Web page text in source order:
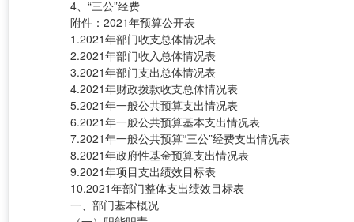
4、“三公”经费
附件：2021年预算公开表
1.2021年部门收支总体情况表
2.2021年部门收入总体情况表
3.2021年部门支出总体情况表
4.2021年财政拨款收支总体情况表
5.2021年一般公共预算支出情况表
6.2021年一般公共预算基本支出情况表
7.2021年一般公共预算“三公”经费支出情况表
8.2021年政府性基金预算支出情况表
9.2021年项目支出绩效目标表
10.2021年部门整体支出绩效目标表
一、部门基本概况